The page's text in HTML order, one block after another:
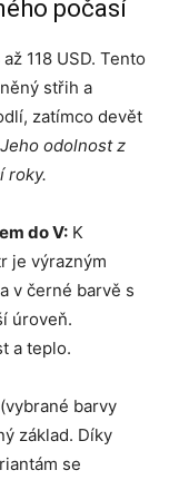
počasí
118 USD. Tento
střih a
zatímco devět
Jeho odolnost z
roky.
do V: K
je výrazným
v černé barvě s
úroveň.
a teplo.
barvy
základ. Díky
se